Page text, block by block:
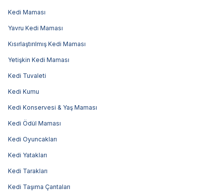
Kedi Maması
Yavru Kedi Maması
Kısırlaştırılmış Kedi Maması
Yetişkin Kedi Maması
Kedi Tuvaleti
Kedi Kumu
Kedi Konservesi & Yaş Maması
Kedi Ödül Maması
Kedi Oyuncakları
Kedi Yatakları
Kedi Tarakları
Kedi Taşıma Çantaları